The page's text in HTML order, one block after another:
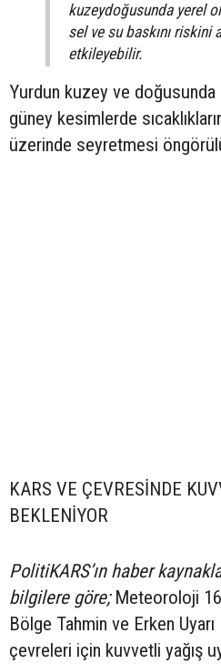
kuzeydoğusunda yerel
sel ve su baskını riskini
etkileyebilir.
Yurdun kuzey ve doğusunda
güney kesimlerde
üzerinde seyretmesi
KARS VE ÇEVRESİNDE
BEKLENİYOR
PolitiKARS’ın haber
bilgilere göre;Meteoroloji
Bölge Tahmin ve Erken
çevreleri için kuvvetli yağış